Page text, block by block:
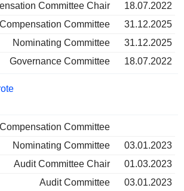
Committee Chair
18.07.2022
Compensation Committee
31.12.2025
Nominating Committee
31.12.2025
Governance Committee
18.07.2022
Compensation Committee
Nominating Committee
03.01.2023
Audit Committee Chair
01.03.2023
Audit Committee
03.01.2023